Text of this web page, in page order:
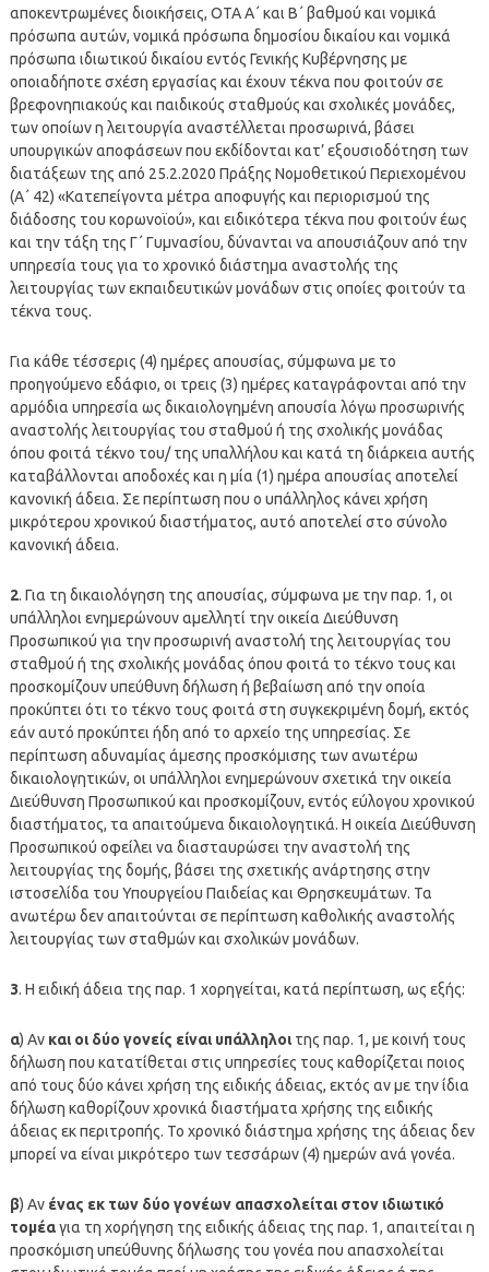
αποκεντρωμένες διοικήσεις, ΟΤΑ Α΄ και Β΄ βαθμού και νομικά
πρόσωπα αυτών, νομικά πρόσωπα δημοσίου δικαίου και νομικά
πρόσωπα ιδιωτικού δικαίου εντός Γενικής Κυβέρνησης με
οποιαδήποτε σχέση εργασίας και έχουν τέκνα που φοιτούν σε
βρεφονηπιακούς και παιδικούς σταθμούς και σχολικές μονάδες,
των οποίων η λειτουργία αναστέλλεται προσωρινά, βάσει
υπουργικών αποφάσεων που εκδίδονται κατ’ εξουσιοδότηση των
διατάξεων της από 25.2.2020 Πράξης Νομοθετικού Περιεχομένου
(Α΄ 42) «Κατεπείγοντα μέτρα αποφυγής και περιορισμού της
διάδοσης του κορωνοϊού», και ειδικότερα τέκνα που φοιτούν έως
και την τάξη της Γ΄ Γυμνασίου, δύνανται να απουσιάζουν από την
υπηρεσία τους για το χρονικό διάστημα αναστολής της
λειτουργίας των εκπαιδευτικών μονάδων στις οποίες φοιτούν τα
τέκνα τους.
Για κάθε τέσσερις (4) ημέρες απουσίας, σύμφωνα με το
προηγούμενο εδάφιο, οι τρεις (3) ημέρες καταγράφονται από την
αρμόδια υπηρεσία ως δικαιολογημένη απουσία λόγω προσωρινής
αναστολής λειτουργίας του σταθμού ή της σχολικής μονάδας
όπου φοιτά τέκνο του/ της υπαλλήλου και κατά τη διάρκεια αυτής
καταβάλλονται αποδοχές και η μία (1) ημέρα απουσίας αποτελεί
κανονική άδεια. Σε περίπτωση που ο υπάλληλος κάνει χρήση
μικρότερου χρονικού διαστήματος, αυτό αποτελεί στο σύνολο
κανονική άδεια.
2. Για τη δικαιολόγηση της απουσίας, σύμφωνα με την παρ. 1, οι
υπάλληλοι ενημερώνουν αμελλητί την οικεία Διεύθυνση
Προσωπικού για την προσωρινή αναστολή της λειτουργίας του
σταθμού ή της σχολικής μονάδας όπου φοιτά το τέκνο τους και
προσκομίζουν υπεύθυνη δήλωση ή βεβαίωση από την οποία
προκύπτει ότι το τέκνο τους φοιτά στη συγκεκριμένη δομή, εκτός
εάν αυτό προκύπτει ήδη από το αρχείο της υπηρεσίας. Σε
περίπτωση αδυναμίας άμεσης προσκόμισης των ανωτέρω
δικαιολογητικών, οι υπάλληλοι ενημερώνουν σχετικά την οικεία
Διεύθυνση Προσωπικού και προσκομίζουν, εντός εύλογου χρονικού
διαστήματος, τα απαιτούμενα δικαιολογητικά. Η οικεία Διεύθυνση
Προσωπικού οφείλει να διασταυρώσει την αναστολή της
λειτουργίας της δομής, βάσει της σχετικής ανάρτησης στην
ιστοσελίδα του Υπουργείου Παιδείας και Θρησκευμάτων. Τα
ανωτέρω δεν απαιτούνται σε περίπτωση καθολικής αναστολής
λειτουργίας των σταθμών και σχολικών μονάδων.
3. Η ειδική άδεια της παρ. 1 χορηγείται, κατά περίπτωση, ως εξής:
α) Αν και οι δύο γονείς είναι υπάλληλοιτης παρ. 1, με κοινή τους
δήλωση που κατατίθεται στις υπηρεσίες τους καθορίζεται ποιος
από τους δύο κάνει χρήση της ειδικής άδειας, εκτός αν με την ίδια
δήλωση καθορίζουν χρονικά διαστήματα χρήσης της ειδικής
άδειας εκ περιτροπής. Το χρονικό διάστημα χρήσης της άδειας δεν
μπορεί να είναι μικρότερο των τεσσάρων (4) ημερών ανά γονέα.
β) Αν ένας εκ των δύο γονέων απασχολείται στον ιδιωτικό
τομέαγια τη χορήγηση της ειδικής άδειας της παρ. 1, απαιτείται η
προσκόμιση υπεύθυνης δήλωσης του γονέα που απασχολείται